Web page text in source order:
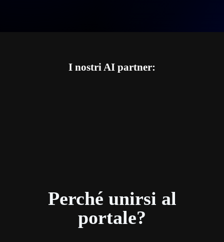
I nostri AI partner:
Perché unirsi al
portale?